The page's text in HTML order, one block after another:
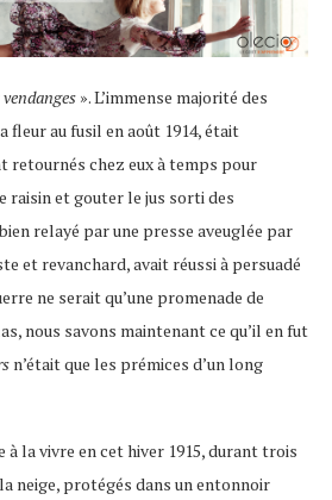
». L’immense majorité des
au fusil en août 1914, était
retournés chez eux à temps pour
raisin et gouter le jus sorti des
relayé par une presse aveuglée par
et revanchard, avait réussi à persuadé
ne serait qu’une promenade de
nous savons maintenant ce qu’il en fut
n’était que les prémices d’un long
à la vivre en cet hiver 1915, durant trois
neige, protégés dans un entonnoir